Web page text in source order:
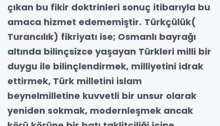
çıkan bu fikir doktrinleri sonuç itibarıyla bu
amaca hizmet edememiştir. Türkçülük(
Turancılık) fikriyatı ise; Osmanlı bayrağı
altında bilinçsizce yaşayan Türkleri milli bir
duygu ile bilinçlendirmek, milliyetini idrak
ettirmek, Türk milletini islam
beynelmilletine kuvvetli bir unsur olarak
yeniden sokmak, modernleşmek ancak